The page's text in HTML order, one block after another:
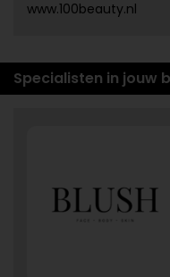
www.100beauty.nl
Specialisten in jouw